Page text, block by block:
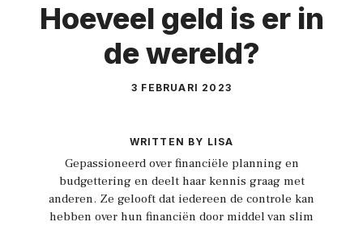
Hoeveel geld is er in
de wereld?
3 FEBRUARI 2023
WRITTEN BY LISA
Gepassioneerd over financiële planning en
budgettering en deelt haar kennis graag met
anderen. Ze gelooft dat iedereen de controle kan
hebben over hun financiën door middel van slim